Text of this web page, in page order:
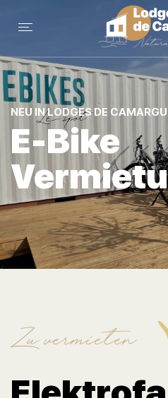
NEU IN LODGES DE
E-Bike
Zu vermieten